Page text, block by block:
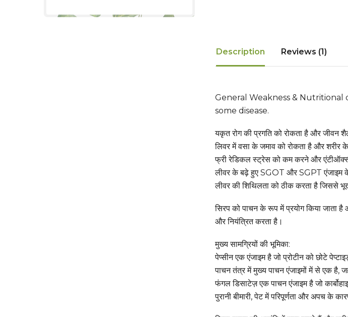
Description Reviews (1)
General Weakness & Nutritional
some disease.
यकृत रोग की प्रगति को रोकता है और जीवन
लिवर में वसा के जमाव को रोकता है और शरीर
फ्री रेडिकल स्ट्रेस को कम करने और
लीवर के बढ़े हुए SGOT और SGPT एंजाइम
लीवर की शिथिलता को ठीक करता है जिससे
सिरप को पाचन के रूप में प्रयोग किया जाता
और नियंत्रित करता है।
मुख्य सामग्रियों की भूमिका:
पेप्सीन एक एंजाइम है जो प्रोटीन को छोटे
पाचन तंत्र में मुख्य पाचन एंजाइमों में से एक है,
फंगल डिसाटेज़ एक पाचन एंजाइम है जो
पुरानी बीमारी, पेट में परिपूर्णता और अपच के